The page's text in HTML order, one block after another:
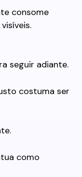
consome
seguir adiante.
costuma ser
como